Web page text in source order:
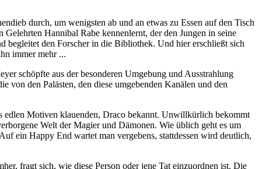
durch, um wenigsten ab und an etwas zu Essen auf den Tisch
Hannibal Rabe kennenlernt, der den Jungen in seine
begleitet den Forscher in die Bibliothek. Und hier erschließt sich
immer mehr ...
schöpfte aus der besonderen Umgebung und Ausstrahlung
von den Palästen, den diese umgebenden Kanälen und den
edlen Motiven klauenden, Draco bekannt. Unwillkürlich bekommt
Welt der Magier und Dämonen. Wie üblich geht es um
ein Happy End wartet man vergebens, stattdessen wird deutlich,
fragt sich, wie diese Person oder jene Tat einzuordnen ist. Die